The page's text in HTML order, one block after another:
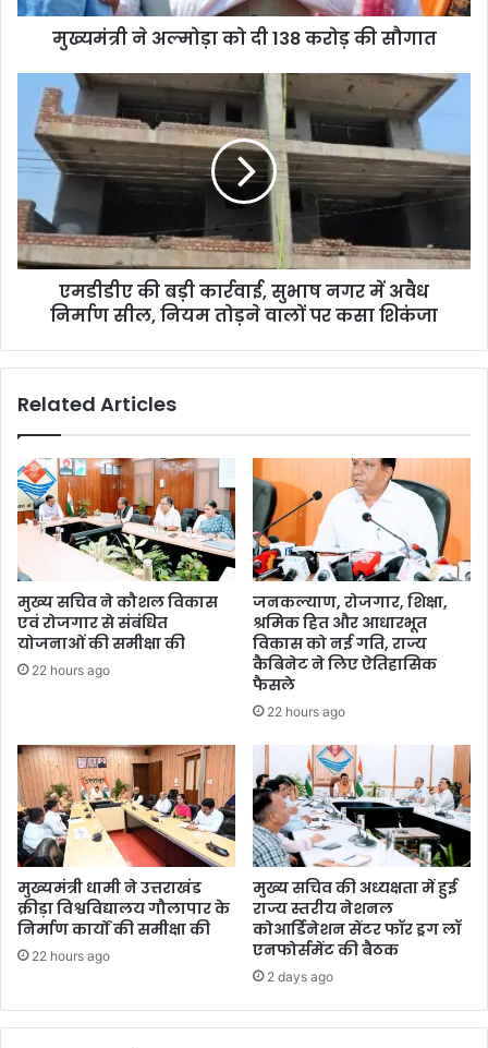
मुख्यमंत्री ने अल्मोड़ा को दी 138 करोड़ की सौगात
एमडीडीए की बड़ी कार्रवाई, सुभाष नगर में अवैध
निर्माण सील, नियम तोड़ने वालों पर कसा शिकंजा
Related Articles
मुख्य सचिव ने कौशल विकास
एवं रोजगार से संबंधित
योजनाओं की समीक्षा की
22 hours ago
जनकल्याण, रोजगार, शिक्षा,
श्रमिक हित और आधारभूत
विकास को नई गति, राज्य
कैबिनेट ने लिए ऐतिहासिक
फैसले
22 hours ago
मुख्यमंत्री धामी ने उत्तराखंड
क्रीड़ा विश्वविद्यालय गौलापार के
निर्माण कार्यों की समीक्षा की
22 hours ago
मुख्य सचिव की अध्यक्षता में हुई
राज्य स्तरीय नेशनल
कोआर्डिनेशन सेंटर फॉर ड्रग लॉ
एनफोर्समेंट की बैठक
2 days ago